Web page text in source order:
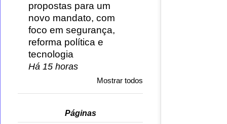
propostas para um
novo mandato, com
foco em segurança,
reforma política e
tecnologia
Há 15 horas
Mostrar todos
Páginas